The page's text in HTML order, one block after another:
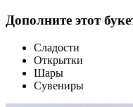
Дополните этот
Сладости
Открытки
Шары
Сувениры